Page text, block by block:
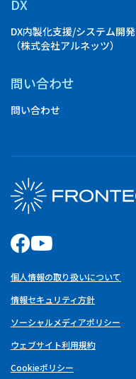
DX
DX内製化支援/システム開発
（株式会社アルネッツ）
問い合わせ
問い合わせ
個人情報の取り扱いについて
情報セキュリティ方針
ソーシャルメディアポリシー
ウェブサイト利用規約
Cookieポリシー